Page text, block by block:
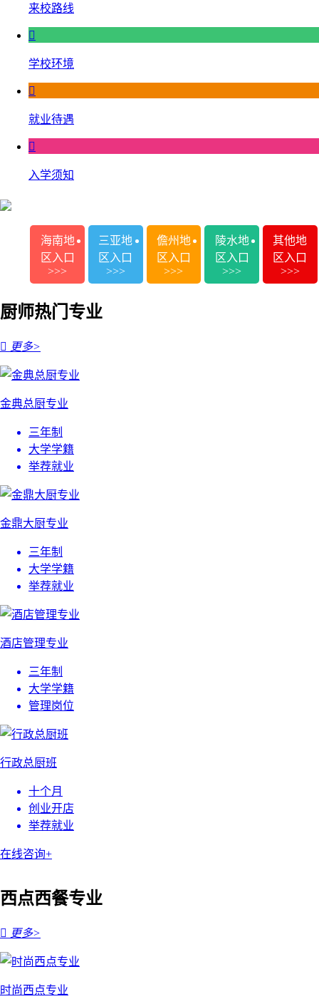
来校路线

学校环境

就业待遇

入学须知
海南地
区入口
>>>
三亚地
区入口
>>>
儋州地
区入口
>>>
陵水地
区入口
>>>
其他地
区入口
>>>
厨师热门专业
 更多>
金典总厨专业
三年制
大学学籍
举荐就业
金鼎大厨专业
三年制
大学学籍
举荐就业
酒店管理专业
三年制
大学学籍
管理岗位
行政总厨班
十个月
创业开店
举荐就业
在线咨询+
西点西餐专业
 更多>
时尚西点专业